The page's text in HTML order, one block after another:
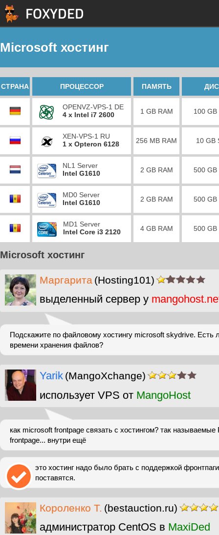
Microsoft хостинг
СТРАНА ПРОЦЕССОР ПАМЯТЬ
OPENVZ-VPS-1 DE
4 x Intel i7 2600
1 GB RAM 100 GB
XEN-VPS-1 RU
1 x Opteron 6128
256 MB RAM 10 GB
NL1 Server
Intel G1610
2 GB RAM 500 GB
MD0 Server
Intel G1610
2 GB RAM 500 GB
MD1 Server
Intel Core i3 2120
4 GB RAM 500 GB
Microsoft хостинг
Маргарита (Hosting101)
выделенный сервер у
Подскажите по файловому хостингу microsoft skydrive. Есть
времени хранения файлов?
Yarik (MangoXchange)
использует VPS от MangoHost
как microsoft frontpage связать с хостингом? так
frontpage... внутри ещё
это хостинг надо было брать с поддержкой
поставятся.
Короленко Т. (bestauction.ru)
администратор CentOS в MaxiDed